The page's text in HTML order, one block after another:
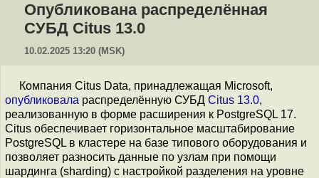
Опубликована распределённая
СУБД Citus 13.0
10.02.2025 13:20 (MSK)
Компания Citus Data, принадлежащая Microsoft,
опубликовала распределённую СУБД Citus 13.0,
реализованную в форме расширения к PostgreSQL 17.
Citus обеспечивает горизонтальное масштабирование
PostgreSQL в кластере на базе типового оборудования и
позволяет разносить данные по узлам при помощи
шардинга (sharding) с настройкой разделения на уровне